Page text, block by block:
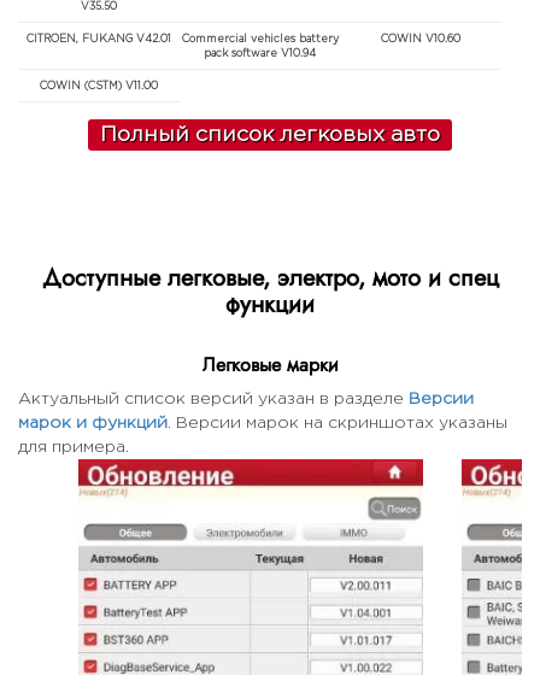
V35.50
CITROEN, FUKANG V42.01
Commercial vehicles battery
pack software V10.94
COWIN V10.60
COWIN (CSTM) V11.00
Полный список легковых авто
Доступные легковые, электро, мото и спец
функции
Легковые марки
Актуальный список версий указан в разделе Версии
марок и функций . Версии марок на скриншотах указаны
для примера.